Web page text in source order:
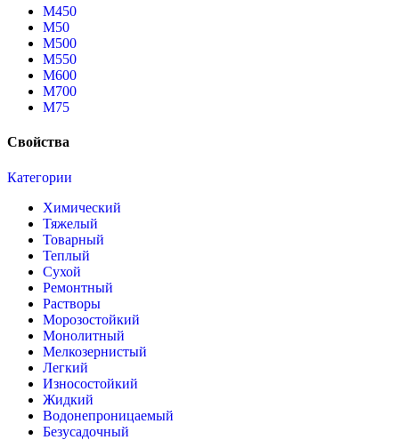
М450
М50
М500
М550
М600
М700
М75
Свойства
Категории
Химический
Тяжелый
Товарный
Теплый
Сухой
Ремонтный
Растворы
Морозостойкий
Монолитный
Мелкозернистый
Легкий
Износостойкий
Жидкий
Водонепроницаемый
Безусадочный